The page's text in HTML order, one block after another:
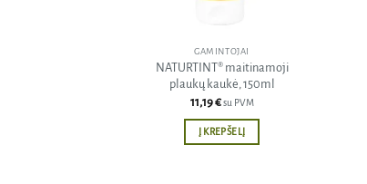
GAMINTOJAI
NATURTINT® maitinamoji
plaukų kaukė, 150ml
11,19€ su PVM
Į KREPŠELĮ